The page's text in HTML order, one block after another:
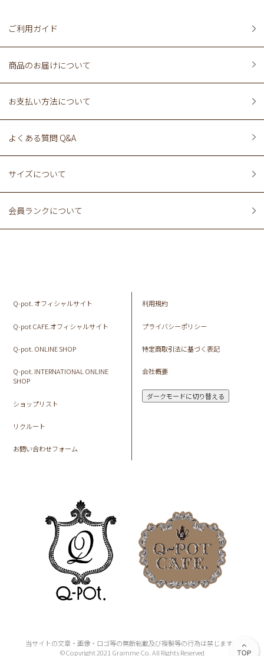
ご利用ガイド
商品のお届けについて
お支払い方法について
よくある質問 Q&A
サイズについて
会員ランクについて
Q-pot. オフィシャルサイト
Q-pot CAFE.オフィシャルサイト
Q-pot. ONLINE SHOP
Q-pot. INTERNATIONAL ONLINE
SHOP
ショップリスト
リクルート
お問い合わせフォーム
利用規約
プライバシーポリシー
特定商取引法に基づく表記
会社概要
ダークモードに切り替える
当サイトの文章・画像・ロゴ等の無断転載及び複製等の行為は禁じます。
©Copyright 2021 Gramme Co. All Rights Reserved